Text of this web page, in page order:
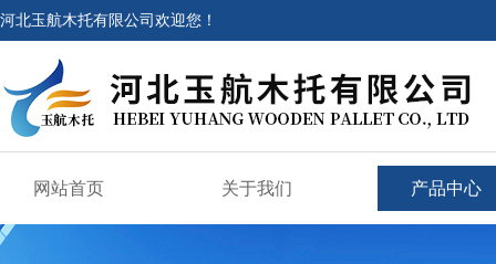
河北玉航木托有限公司欢迎您！
网站首页 关于我们 产品中心